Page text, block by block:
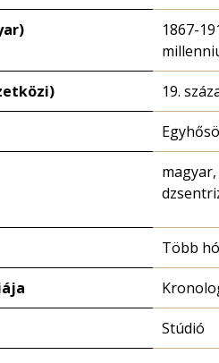
1867-
19.
Több
Stúdió